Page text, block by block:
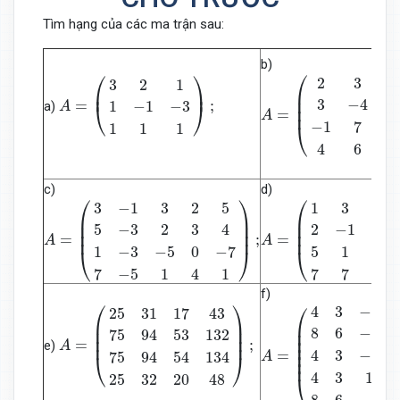
Tìm hạng của các ma trận sau:
a) A = ⎛
⎜⎝
3 2
1
1
−1 −3
1
1 1
⎞
⎟
⎠ ;
1 1 −3 1)
b)
A =
⎛
⎜
⎜ ⎜⎝
2 3
3
−4
−1 7
4
6
A= − 14 42
c)
A =
⎛
⎜
⎜ ⎜⎝
3 −1 3 2
5
5
−3 2 3
4
1
−3 −5 0 −7
7
−5 1 4 1
⎞⎟ ⎟
⎟
⎠
;
A= 1 3 − 34 3 0− 7 −5 );
d)
A =
⎛
⎜
⎜ ⎜⎝
1 3
2
−1
5
1
7
7
A= 5 − −1
e) A =
⎛
⎜
⎜ ⎜⎝
25 31 17
43
75
94 53
132
75
94 54
134
25
32 20 48
⎞⎟ ⎟
⎟
⎠
;
3117 4375 94 13275 94 13425 32
f)
A =
⎛
⎜
⎜ ⎜ ⎜ ⎜ ⎜
4 3 −
8
6 −
4
3 −
4
3 1
A − 5 38